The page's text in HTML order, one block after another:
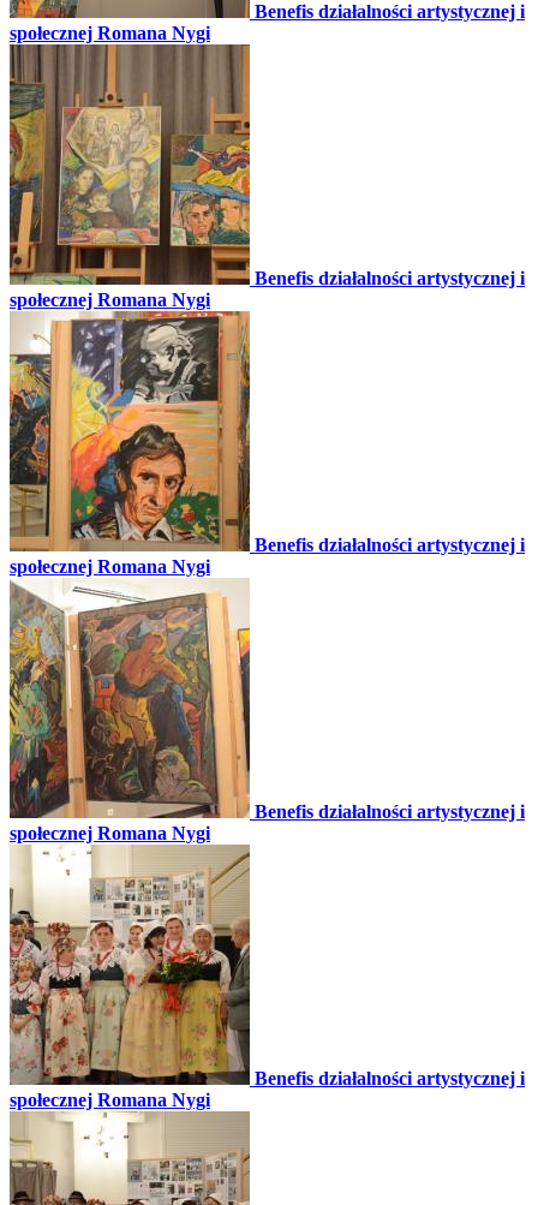
Benefis działalności artystycznej i
społecznej Romana Nygi
Benefis działalności artystycznej i
społecznej Romana Nygi
Benefis działalności artystycznej i
społecznej Romana Nygi
Benefis działalności artystycznej i
społecznej Romana Nygi
Benefis działalności artystycznej i
społecznej Romana Nygi